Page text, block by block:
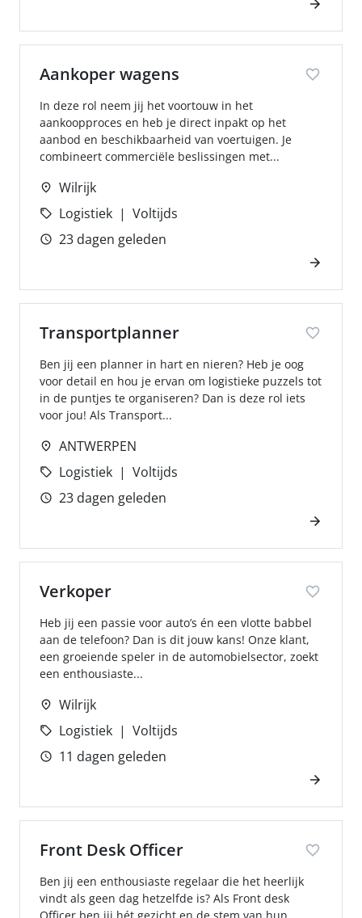
Aankoper wagens
In deze rol neem jij het voortouw in het
aankoopproces en heb je direct inpakt op het
aanbod en beschikbaarheid van voertuigen. Je
combineert commerciële beslissingen met...
Wilrijk
Logistiek
Voltijds
23 dagen geleden
Transportplanner
Ben jij een planner in hart en nieren? Heb je oog
voor detail en hou je ervan om logistieke puzzels tot
in de puntjes te organiseren? Dan is deze rol iets
voor jou! Als Transport...
ANTWERPEN
Logistiek
Voltijds
23 dagen geleden
Verkoper
Heb jij een passie voor auto’s én een vlotte babbel
aan de telefoon? Dan is dit jouw kans! Onze klant,
een groeiende speler in de automobielsector, zoekt
een enthousiaste...
Wilrijk
Logistiek
Voltijds
11 dagen geleden
Front Desk Officer
Ben jij een enthousiaste regelaar die het heerlijk
vindt als geen dag hetzelfde is? Als Front desk